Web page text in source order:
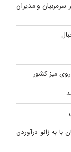
و مدیران
میز کشور
با به زانو درآوردن